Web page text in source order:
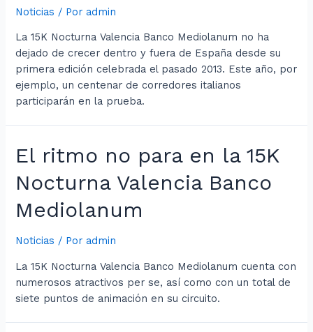
Noticias / Por admin
La 15K Nocturna Valencia Banco Mediolanum no ha
dejado de crecer dentro y fuera de España desde su
primera edición celebrada el pasado 2013. Este año, por
ejemplo, un centenar de corredores italianos
participarán en la prueba.
El ritmo no para en la 15K
Nocturna Valencia Banco
Mediolanum
Noticias / Por admin
La 15K Nocturna Valencia Banco Mediolanum cuenta con
numerosos atractivos per se, así como con un total de
siete puntos de animación en su circuito.